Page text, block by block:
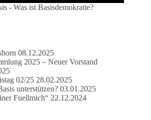
- Was ist Basisdemokratie?
08.12.2025
2025 – Neuer Vorstand
02/25 28.02.2025
unterstützen? 03.01.2025
Fuellmich“ 22.12.2024